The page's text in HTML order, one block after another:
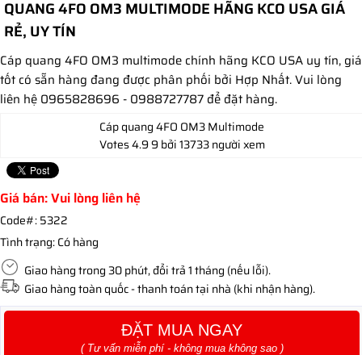
QUANG 4FO OM3 MULTIMODE HÃNG KCO USA GIÁ
RẺ, UY TÍN
Cáp quang 4FO OM3 multimode chính hãng KCO USA uy tín, giá
tốt có sẵn hàng đang được phân phối bởi Hợp Nhất. Vui lòng
liên hệ 0965828696 - 0988727787 để đặt hàng.
Cáp quang 4FO OM3 Multimode
Votes4.99bởi 13733 người xem
Giá bán: Vui lòng liên hệ
Code#:5322
Tình trạng:Có hàng
Giao hàng trong 30 phút, đổi trả 1 tháng (nếu lỗi).
Giao hàng toàn quốc - thanh toán tại nhà (khi nhận hàng).
ĐẶT MUA NGAY
( Tư vấn miễn phí - không mua không sao )